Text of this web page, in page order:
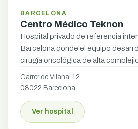
BARCELONA
Centro Médico Teknon
Hospital privado de referencia
Barcelona donde el equipo
cirugía oncológica de alta
Carrer de Vilana, 12
08022 Barcelona
Ver hospital